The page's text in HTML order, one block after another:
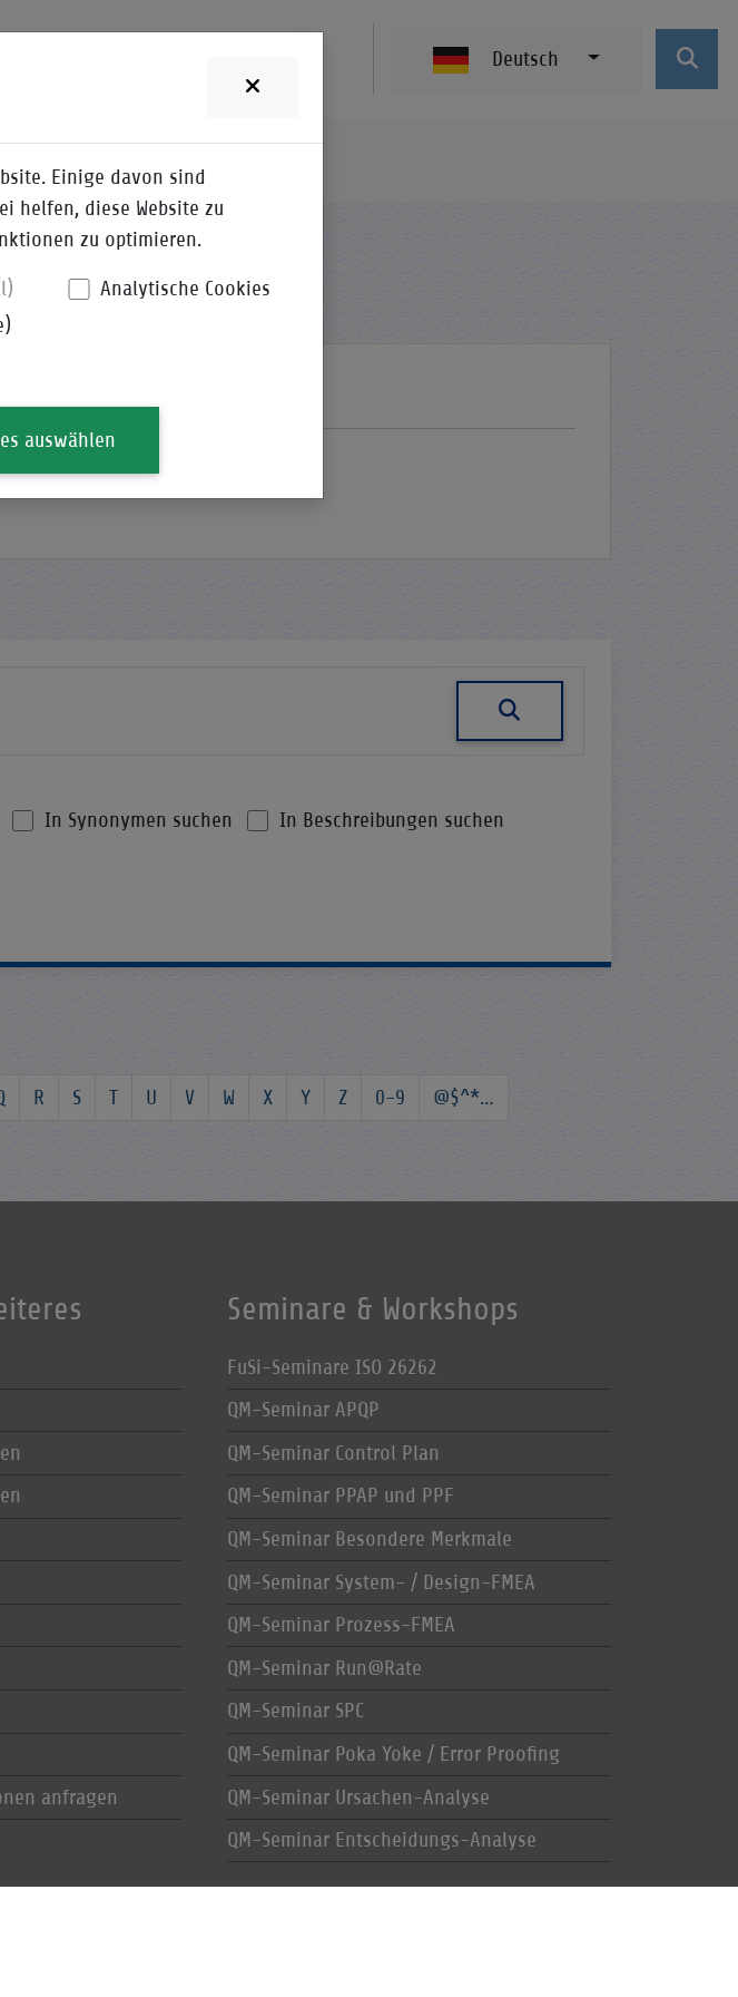
Deutsch
In Synonymen suchen In Beschreibungen suchen
R S T U V W X Y Z 0-9 @$^*…
anfragen
Seminare & Workshops
FuSi-Seminare ISO 26262
QM-Seminar APQP
QM-Seminar Control Plan
QM-Seminar PPAP und PPF
QM-Seminar Besondere Merkmale
QM-Seminar System- / Design-FMEA
QM-Seminar Prozess-FMEA
QM-Seminar Run@Rate
QM-Seminar SPC
QM-Seminar Poka Yoke / Error Proofing
QM-Seminar Ursachen-Analyse
QM-Seminar Entscheidungs-Analyse
Einige davon sind
helfen, diese Website zu
zu optimieren.
Analytische Cookies
auswählen